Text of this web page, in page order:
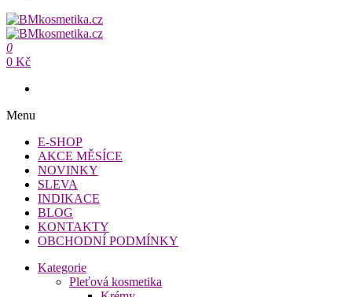
Přeskočit
na
obsah
BMkosmetika.cz
BMkosmetika.cz
0
0 Kč
Menu
E-SHOP
AKCE MĚSÍCE
NOVINKY
SLEVA
INDIKACE
BLOG
KONTAKTY
OBCHODNÍ PODMÍNKY
Kategorie
Pleťová kosmetika